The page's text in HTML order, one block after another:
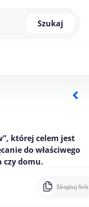
Szukaj
której celem jest
do właściwego
czy domu.
Skopiuj link